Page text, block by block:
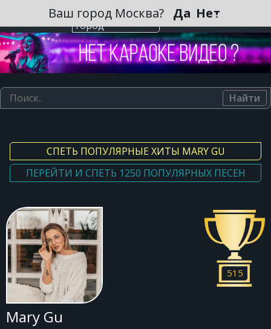
Выберите
город
Ваш город Москва? Да Нет
Найти
СПЕТЬ ПОПУЛЯРНЫЕ ХИТЫ MARY GU
ПЕРЕЙТИ И СПЕТЬ 1250 ПОПУЛЯРНЫХ ПЕСЕН
Mary Gu
515